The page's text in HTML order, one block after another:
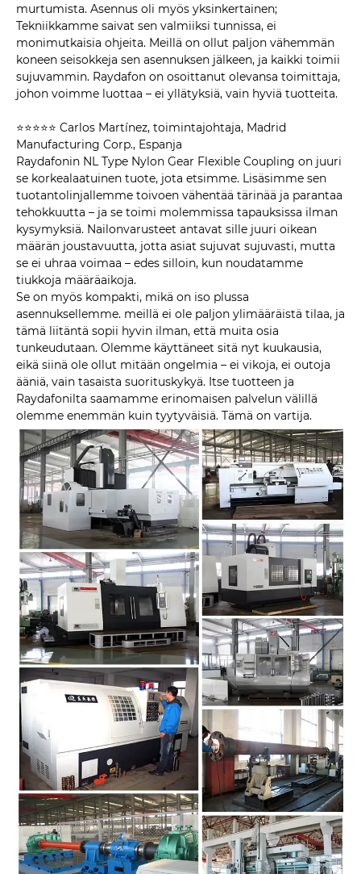
murtumista. Asennus oli myös yksinkertainen;
Tekniikkamme saivat sen valmiiksi tunnissa, ei
monimutkaisia ​​ohjeita. Meillä on ollut paljon vähemmän
koneen seisokkeja sen asennuksen jälkeen, ja kaikki toimii
sujuvammin. Raydafon on osoittanut olevansa toimittaja,
johon voimme luottaa – ei yllätyksiä, vain hyviä tuotteita.
⭐⭐⭐⭐⭐ Carlos Martínez, toimintajohtaja, Madrid
Manufacturing Corp., Espanja
Raydafonin NL Type Nylon Gear Flexible Coupling on juuri
se korkealaatuinen tuote, jota etsimme. Lisäsimme sen
tuotantolinjallemme toivoen vähentää tärinää ja parantaa
tehokkuutta – ja se toimi molemmissa tapauksissa ilman
kysymyksiä. Nailonvarusteet antavat sille juuri oikean
määrän joustavuutta, jotta asiat sujuvat sujuvasti, mutta
se ei uhraa voimaa – edes silloin, kun noudatamme
tiukkoja määräaikoja.
Se on myös kompakti, mikä on iso plussa
asennuksellemme. meillä ei ole paljon ylimääräistä tilaa, ja
tämä liitäntä sopii hyvin ilman, että muita osia
tunkeudutaan. Olemme käyttäneet sitä nyt kuukausia,
eikä siinä ole ollut mitään ongelmia – ei vikoja, ei outoja
ääniä, vain tasaista suorituskykyä. Itse tuotteen ja
Raydafonilta saamamme erinomaisen palvelun välillä
olemme enemmän kuin tyytyväisiä. Tämä on vartija.